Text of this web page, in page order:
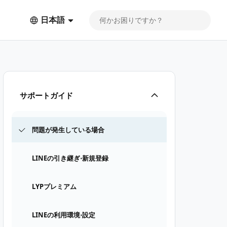
日本語
サポートガイド
問題が発生している場合
LINEの引き継ぎ⋅新規登録
LYPプレミアム
LINEの利用環境⋅設定